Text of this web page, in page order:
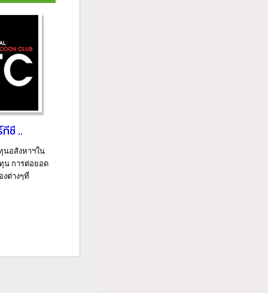
ซี ..
อสังหาฯใน
น การต่อยอด
ต่างๆที่